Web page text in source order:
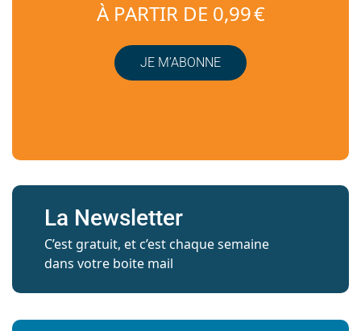
À PARTIR DE 0,99 €
JE M’ABONNE
La Newsletter
C’est gratuit, et c’est chaque semaine
dans votre boite mail